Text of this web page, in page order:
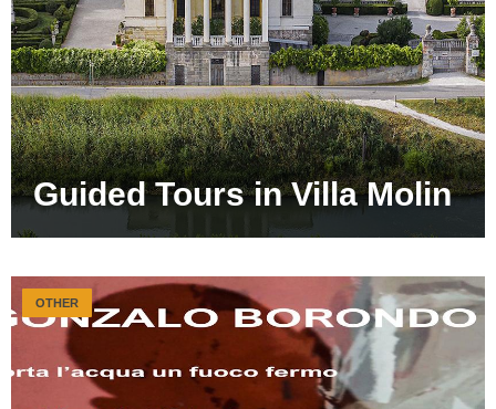
Guided Tours in Villa Molin
OTHER